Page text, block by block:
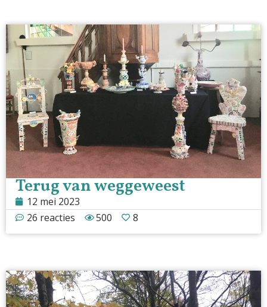
Terug van weggeweest
12 mei 2023
26 reacties
500 8